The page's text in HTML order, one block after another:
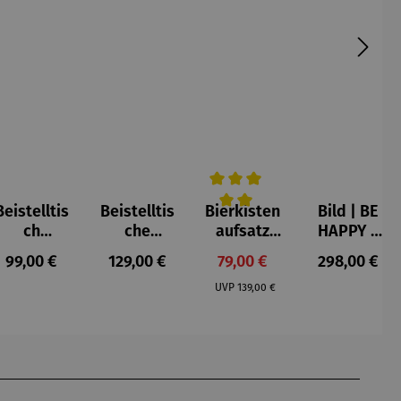
von 5 von 5 Sternen
ch
Teakholz
rund –
Regulärer Preis:
99,00 €
Beistelltis
che
Teakholz –
Verwood
Regulärer Preis:
129,00 €
Durchschnittliche Bewertung
Bierkisten
aufsatz
Teak mit
Klappe
Verkaufspreis:
79,00 €
UVP Regulärer Preis:
139,00 €
Bild | BE
HAPPY –
Michael
Pfannsch
Regulärer
298,00 €